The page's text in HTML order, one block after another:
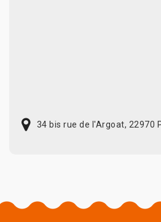
34 bis rue de l'Argoat, 22970